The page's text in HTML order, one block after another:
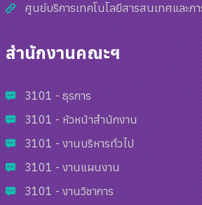
ศูนย์บริการเทคโนโลยีสารสนเทศและก
สำนักงานคณะฯ
3101 - ธุรการ
3101 - หัวหน้าสำนักงาน
3101 - งานบริหารทั่วไป
3101 - งานแผนงาน
3101 - งานวิชาการ